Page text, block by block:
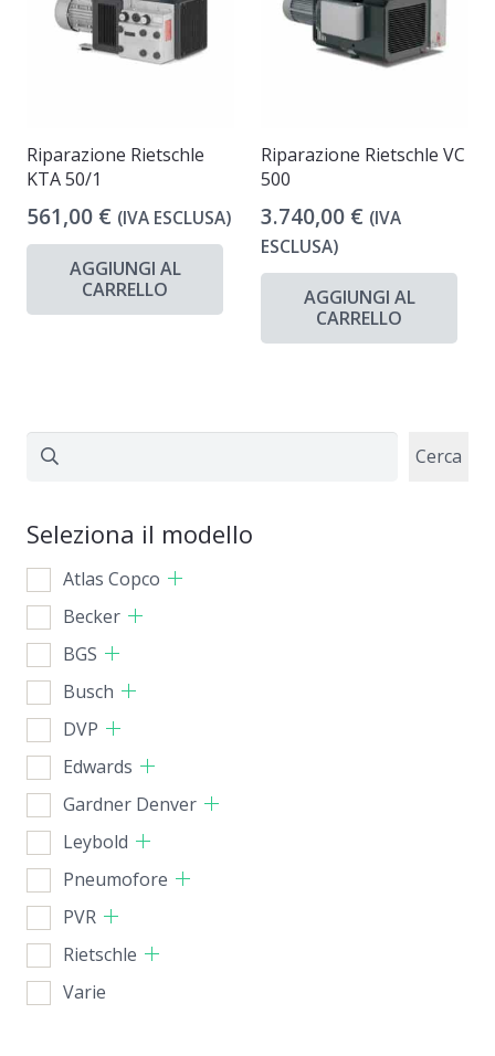
Riparazione Rietschle
KTA 50/1
561,00 € (IVA ESCLUSA)
AGGIUNGI AL
CARRELLO
Riparazione Rietschle VC
500
3.740,00 € (IVA
ESCLUSA)
AGGIUNGI AL
CARRELLO
Cerca Cerca
Seleziona il modello
Atlas Copco
Becker
BGS
Busch
DVP
Edwards
Gardner Denver
Leybold
Pneumofore
PVR
Rietschle
Varie